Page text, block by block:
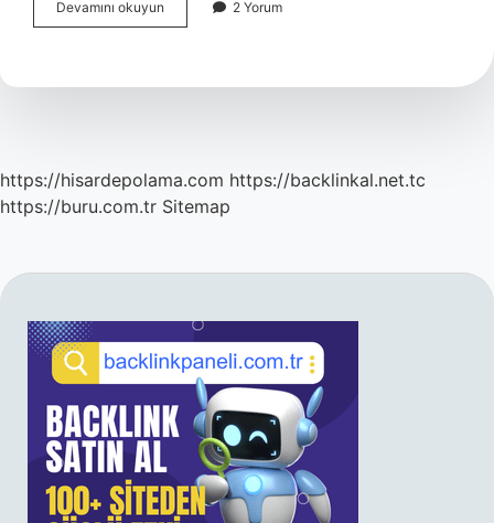
Devamını okuyun
Anlam
Yazılır
2 Yorum
https://hisardepolama.com https://backlinkal.net.tc
https://buru.com.tr Sitemap
SIDEBAR